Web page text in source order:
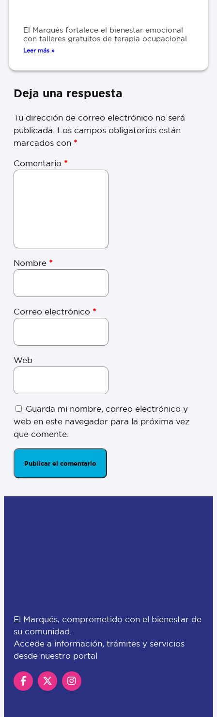
El Marqués fortalece el bienestar emocional
con talleres gratuitos de terapia ocupacional
Leer más »
Deja una respuesta
Tu dirección de correo electrónico no será
publicada. Los campos obligatorios están
marcados con *
Comentario *
Nombre *
Correo electrónico *
Web
Guarda mi nombre, correo electrónico y
web en este navegador para la próxima vez
que comente.
El Marqués, comprometido con el bienestar de
su comunidad.
Accede a información, trámites y servicios
desde nuestro portal